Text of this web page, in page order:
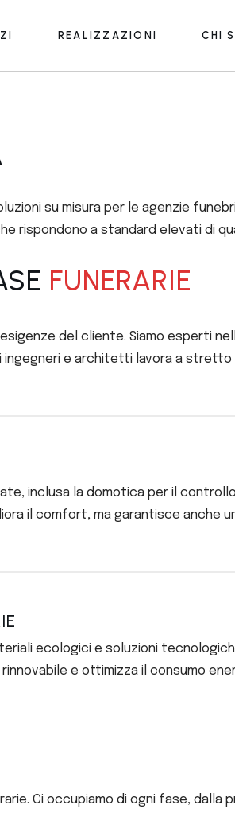
Home
REALIZZAZIONI CHI
Home
su misura per le agenzie
rispondono a standard elevati di
FUNERARIE
del cliente. Siamo esperti
e architetti lavora a
inclusa la domotica per il
il comfort, ma garantisce anche
ecologici e soluzioni
e ottimizza il consumo
Ci occupiamo di ogni fase,